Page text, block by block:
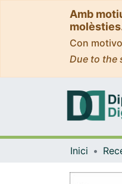
Amb
Con
Due to the
Inici